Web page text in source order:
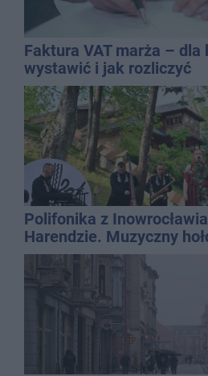
Faktura VAT marża – dla
wystawić i jak rozliczyć
Polifonika z
Harendzie. Muzyczny
Kasprowicza